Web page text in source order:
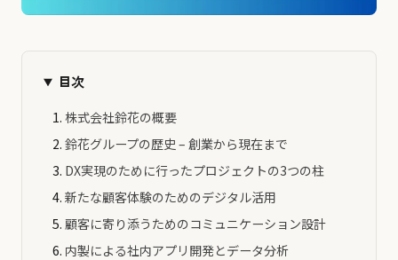
目次
株式会社鈴花の概要
鈴花グループの歴史 – 創業から現在まで
DX実現のために行ったプロジェクトの3つの柱
新たな顧客体験のためのデジタル活用
顧客に寄り添うためのコミュニケーション設計
内製による社内アプリ開発とデータ分析